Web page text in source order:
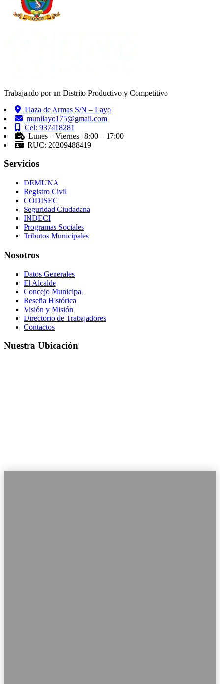
Trabajando por un Distrito Productivo y Competitivo
Plaza de Armas S/N – Layo
munilayo175@gmail.com
Cel: 937418281
Lunes – Viernes | 8:00 – 17:00
RUC: 20209488419
Servicios
DEMUNA
Registro Civil
CODISEC
Seguridad Ciudadana
INDECI
Programas Sociales
Tributos Municipales
Nosotros
Datos Generales
El Alcalde
Concejo Municipal
Reseña Histórica
Visión y Misión
Directorio de Trabajadores
Contactos
Nuestra Ubicación